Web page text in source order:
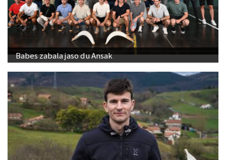
Babes zabala jaso du Ansak